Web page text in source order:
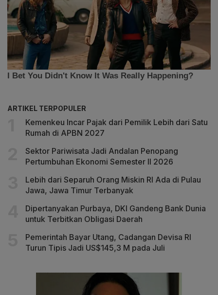
ARTIKEL TERPOPULER
Kemenkeu Incar Pajak dari Pemilik Lebih dari Satu
Rumah di APBN 2027
Sektor Pariwisata Jadi Andalan Penopang
Pertumbuhan Ekonomi Semester II 2026
Lebih dari Separuh Orang Miskin RI Ada di Pulau
Jawa, Jawa Timur Terbanyak
Dipertanyakan Purbaya, DKI Gandeng Bank Dunia
untuk Terbitkan Obligasi Daerah
Pemerintah Bayar Utang, Cadangan Devisa RI
Turun Tipis Jadi US$145,3 M pada Juli